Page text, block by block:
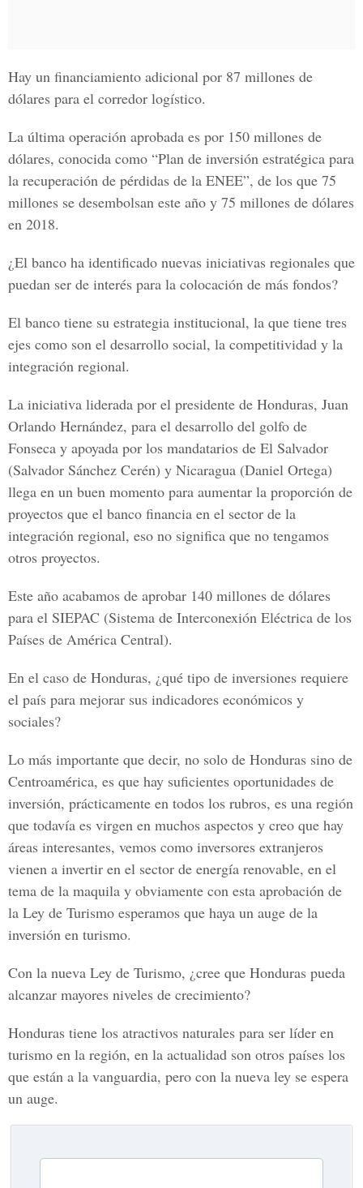
Hay un financiamiento adicional por 87 millones de
dólares para el corredor logístico.
La última operación aprobada es por 150 millones de
dólares, conocida como “Plan de inversión estratégica para
la recuperación de pérdidas de la ENEE”, de los que 75
millones se desembolsan este año y 75 millones de dólares
en 2018.
¿El banco ha identificado nuevas iniciativas regionales que
puedan ser de interés para la colocación de más fondos?
El banco tiene su estrategia institucional, la que tiene tres
ejes como son el desarrollo social, la competitividad y la
integración regional.
La iniciativa liderada por el presidente de Honduras, Juan
Orlando Hernández, para el desarrollo del golfo de
Fonseca y apoyada por los mandatarios de El Salvador
(Salvador Sánchez Cerén) y Nicaragua (Daniel Ortega)
llega en un buen momento para aumentar la proporción de
proyectos que el banco financia en el sector de la
integración regional, eso no significa que no tengamos
otros proyectos.
Este año acabamos de aprobar 140 millones de dólares
para el SIEPAC (Sistema de Interconexión Eléctrica de los
Países de América Central).
En el caso de Honduras, ¿qué tipo de inversiones requiere
el país para mejorar sus indicadores económicos y
sociales?
Lo más importante que decir, no solo de Honduras sino de
Centroamérica, es que hay suficientes oportunidades de
inversión, prácticamente en todos los rubros, es una región
que todavía es virgen en muchos aspectos y creo que hay
áreas interesantes, vemos como inversores extranjeros
vienen a invertir en el sector de energía renovable, en el
tema de la maquila y obviamente con esta aprobación de
la Ley de Turismo esperamos que haya un auge de la
inversión en turismo.
Con la nueva Ley de Turismo, ¿cree que Honduras pueda
alcanzar mayores niveles de crecimiento?
Honduras tiene los atractivos naturales para ser líder en
turismo en la región, en la actualidad son otros países los
que están a la vanguardia, pero con la nueva ley se espera
un auge.